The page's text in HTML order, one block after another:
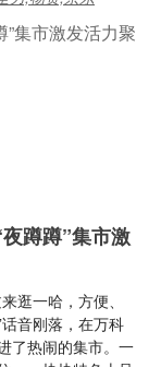
蹲蹲”集市激
逛一哈，方便、
音刚落，在万科
了热闹的集市。一